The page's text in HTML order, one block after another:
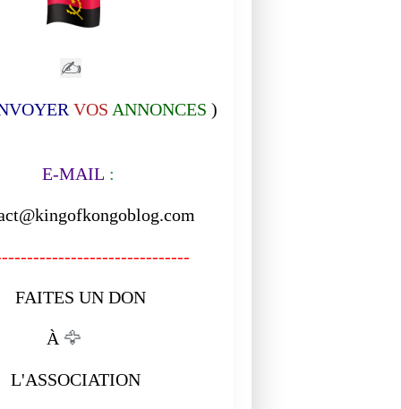
✍
VOS ANNONCES )
MAIL :
UN DON
🦅